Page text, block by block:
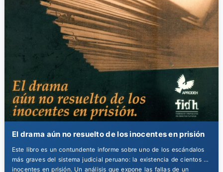
El drama aún no resuelto de los inocentes en prisión
Este libro es un contundente informe sobre uno de los escándalos
más graves del sistema judicial peruano: la existencia de cientos de
inocentes en prisión. Un análisis que expone las fallas de un